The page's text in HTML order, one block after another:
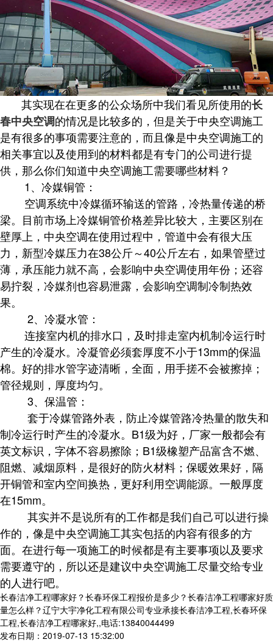
其实现在在更多的公众场所中我们看见所使用的长
春中央空调的情况是比较多的，但是关于中央空调施工
是有很多的事项需要注意的，而且像是中央空调施工的
相关事宜以及使用到的材料都是有专门的公司进行提
供，那么你们知道中央空调施工需要哪些材料？
1、冷媒铜管：
空调系统中冷媒循环输送的管路，冷热量传递的桥
梁。目前市场上冷媒铜管价格差异比较大，主要区别在
壁厚上，中央空调在使用过程中，管道中会有很大压
力，新型冷媒压力在38公斤～40公斤左右，如果管壁过
薄，承压能力就不高，会影响中央空调使用年份；还容
易拧裂，冷媒剂也容易泄露，会影响空调制冷制热效
果。
2、冷凝水管：
连接室内机的排水口，及时排走室内机制冷运行时
产生的冷凝水。冷凝管必须套厚度不小于13mm的保温
棉。好的排水管字迹清晰，全面，用手搓不会被擦掉；
管径规则，厚度均匀。
3、保温管：
套于冷媒管路外表，防止冷媒管路冷热量的散失和
制冷运行时产生的冷凝水。B1级为好，厂家一般都会有
英文标识，字体不容易擦除；B1级橡塑产品富含不燃、
阻燃、减烟原料，是很好的防火材料；保暖效果好，隔
开铜管和室内空间换热，更好利用空调能源。一般厚度
在15mm。
其实并不是说所有的工作都是我们自己可以进行操
作的，像是中央空调施工其实包括的内容有很多的方
面。在进行每一项施工的时候都是有主要事项以及要求
需要遵守的，所以还是建议中央空调施工尽量交给专业
的人进行吧。
长春洁净工程哪家好？长春环保工程报价是多少？长春洁净工程哪家好质
量怎么样？辽宁大宇净化工程有限公司专业承接长春洁净工程,长春环保
工程,长春洁净工程哪家好,,电话:13840044499
发布日期：2019-07-13 15:32:00